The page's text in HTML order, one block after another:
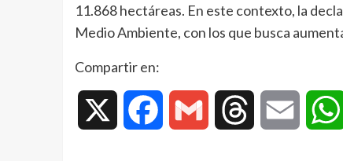
11.868 hectáreas. En este contexto, la
Medio Ambiente, con los que busca
Compartir en:
Facebook Gmail Threads Email